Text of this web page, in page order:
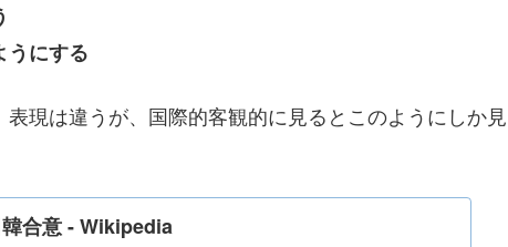
うにする
現は違うが、国際的客観的に見るとこのようにしか見
合意 - Wikipedia